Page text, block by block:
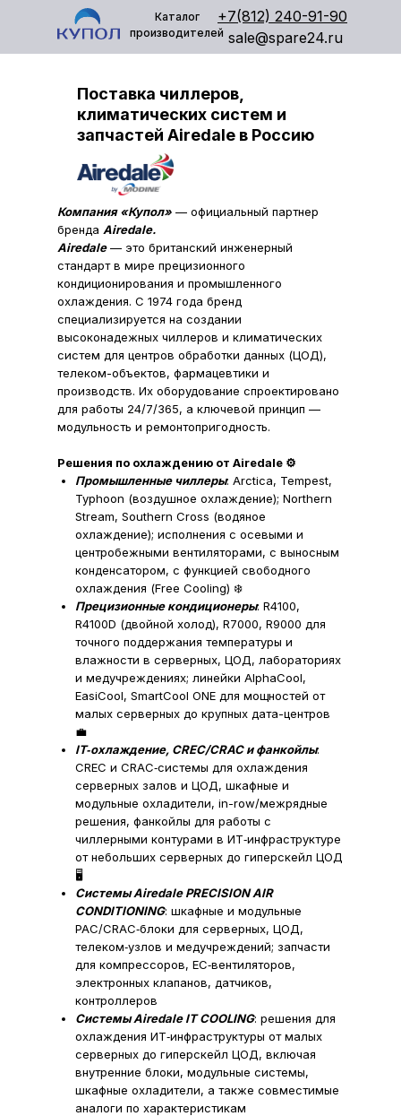
Каталог
производителей sale@spare24.ru
+7(812) 240-91-90
Поставка чиллеров,
климатических систем и
запчастей Airedale в Россию
Компания «Купол» — официальный партнер
бренда Airedale.
Airedale— это британский инженерный
стандарт в мире прецизионного
кондиционирования и промышленного
охлаждения. С 1974 года бренд
специализируется на создании
высоконадежных чиллеров и климатических
систем для центров обработки данных (ЦОД),
телеком-объектов, фармацевтики и
производств. Их оборудование спроектировано
для работы 24/7/365, а ключевой принцип —
модульность и ремонтопригодность.
Решения по охлаждению от Airedale ⚙️
Промышленные чиллеры: Arctica, Tempest,
Typhoon (воздушное охлаждение); Northern
Stream, Southern Cross (водяное
охлаждение); исполнения с осевыми и
центробежными вентиляторами, с выносным
конденсатором, с функцией свободного
охлаждения (Free Cooling) ❄️​
Прецизионные кондиционеры: R4100,
R4100D (двойной холод), R7000, R9000 для
точного поддержания температуры и
влажности в серверных, ЦОД, лабораториях
и медучреждениях; линейки AlphaCool,
EasiCool, SmartCool ONE для мощностей от
малых серверных до крупных дата-центров
💼​
IT‑охлаждение, CREC/CRAC и фанкойлы:
CREC и CRAC‑системы для охлаждения
серверных залов и ЦОД, шкафные и
модульные охладители, in-row/межрядные
решения, фанкойлы для работы с
чиллерными контурами в ИТ‑инфраструктуре
от небольших серверных до гиперскейл ЦОД
🖥️​
Системы Airedale PRECISION AIR
CONDITIONING: шкафные и модульные
PAC/CRAC‑блоки для серверных, ЦОД,
телеком‑узлов и медучреждений; запчасти
для компрессоров, EC‑вентиляторов,
электронных клапанов, датчиков,
контроллеров​
Системы Airedale IT COOLING: решения для
охлаждения ИТ‑инфраструктуры от малых
серверных до гиперскейл ЦОД, включая
внутренние блоки, модульные системы,
шкафные охладители, а также совместимые
аналоги по характеристикам​